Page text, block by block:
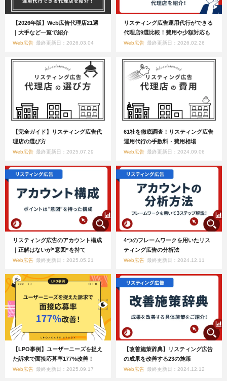
【2026年版】Web広告代理店21選
｜大手など一覧で紹介
Web広告 最終更新日：2026.03.04
リスティング広告運用代行ができる
代理店9選比較！費用や少額対応も
Web広告 最終更新日：2026.02.26
【完全ガイド】リスティング広告代
理店の選び方
Web広告 最終更新日：2025.07.29
61社を徹底調査！リスティング広告
運用代行の手数料・費用相場
Web広告 最終更新日：2024.09.06
リスティング広告のアカウント構成
｜正解はないが”意図”を持て
Web広告 最終更新日：2025.05.21
4つのフレームワークを用いたリス
ティング広告の分析法
Web広告 最終更新日：2024.12.11
【LPO事例】ユーザーニーズを捉え
た訴求で面接応募率177%改善！
Web広告 最終更新日：2025.09.17
【改善施策辞典】リスティング広告
の成果を改善する23の施策
Web広告 最終更新日：2024.12.12